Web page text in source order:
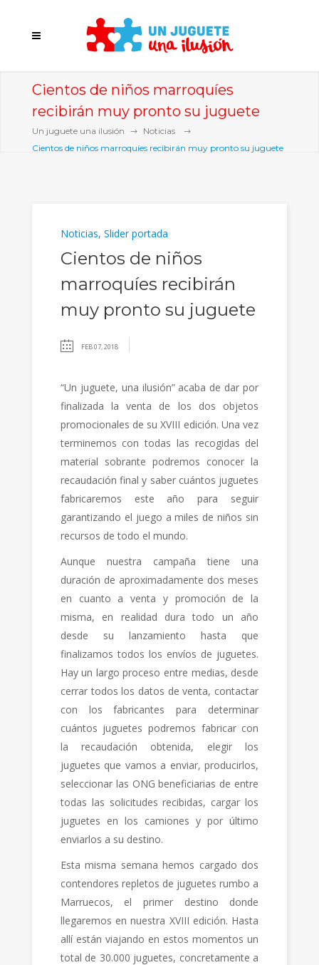
Cientos de niños marroquíes
recibirán muy pronto su juguete
Un juguete una ilusión
Noticias
Cientos de niños marroquíes recibirán muy pronto su juguete
Noticias, Slider portada
Cientos de niños
marroquíes recibirán
muy pronto su juguete
FEB 07, 2018
“Un juguete, una ilusión” acaba de dar por
finalizada la venta de los dos objetos
promocionales de su XVIII edición. Una vez
terminemos con todas las recogidas del
material sobrante podremos conocer la
recaudación final y saber cuántos juguetes
fabricaremos este año para seguir
garantizando el juego a miles de niños sin
recursos de todo el mundo.
Aunque nuestra campaña tiene una
duración de aproximadamente dos meses
en cuanto a venta y promoción de la
misma, en realidad dura todo un año
desde su lanzamiento hasta que
finalizamos todos los envíos de juguetes.
Hay un largo proceso entre medias, desde
cerrar todos los datos de venta, contactar
con los fabricantes para determinar
cuántos juguetes podremos fabricar con
la recaudación obtenida, elegir los
juguetes que vamos a enviar, producirlos,
seleccionar las ONG beneficiarias de entre
todas las solicitudes recibidas, cargar los
juguetes en los camiones y por último
enviarlos a su destino.
Esta misma semana hemos cargado dos
contendores repletos de juguetes rumbo a
Marruecos, el primer destino donde
llegaremos en nuestra XVIII edición. Hasta
allí están viajando en estos momentos un
total de 30.000 juguetes, concretamente a